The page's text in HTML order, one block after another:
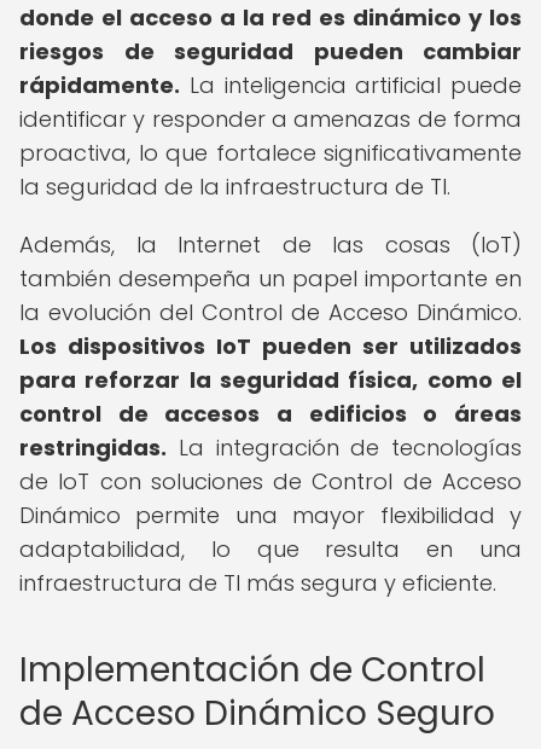
donde el acceso a la red es dinámico y los
riesgos de seguridad pueden cambiar
rápidamente. La inteligencia artificial puede
identificar y responder a amenazas de forma
proactiva, lo que fortalece significativamente
la seguridad de la infraestructura de TI.
Además, la Internet de las cosas (IoT)
también desempeña un papel importante en
la evolución del Control de Acceso Dinámico.
Los dispositivos IoT pueden ser utilizados
para reforzar la seguridad física, como el
control de accesos a edificios o áreas
restringidas. La integración de tecnologías
de IoT con soluciones de Control de Acceso
Dinámico permite una mayor flexibilidad y
adaptabilidad, lo que resulta en una
infraestructura de TI más segura y eficiente.
Implementación de Control
de Acceso Dinámico Seguro